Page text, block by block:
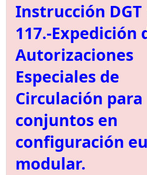
Instrucción DGT
117.-Expedición
Autorizaciones
Especiales de
Circulación para
conjuntos en
configuración
modular.